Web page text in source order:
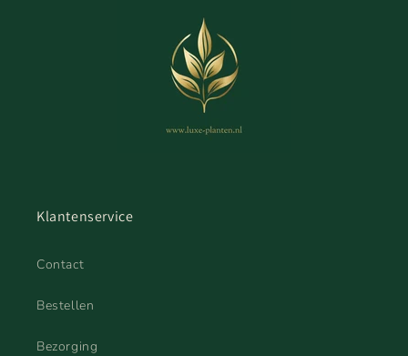
Klantenservice
Contact
Bestellen
Bezorging